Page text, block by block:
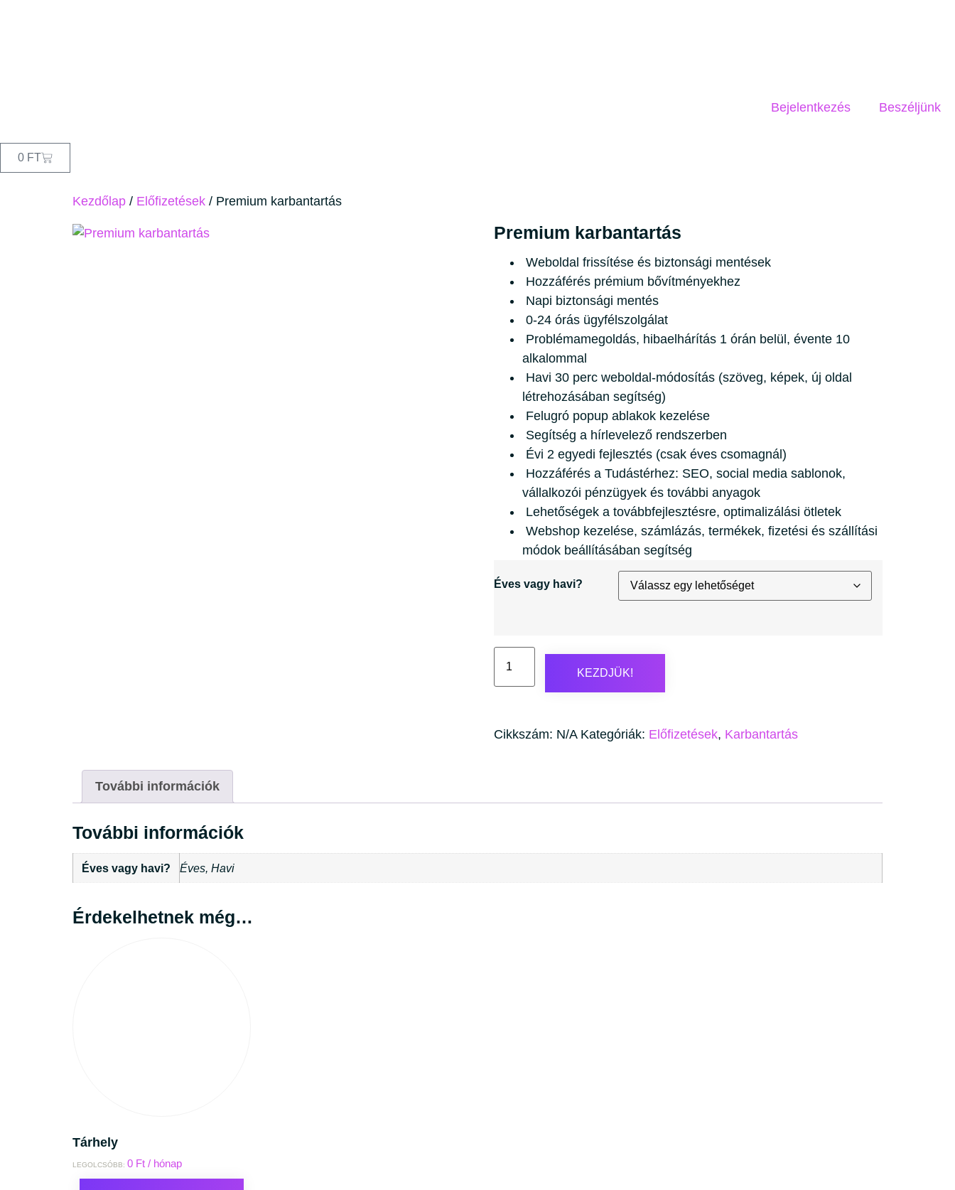
Bejelentkezés Beszéljünk
0 FT
Kezdőlap / Előfizetések / Premium karbantartás
Premium karbantartás
Weboldal frissítése és biztonsági mentések
Hozzáférés prémium bővítményekhez
Napi biztonsági mentés
0-24 órás ügyfélszolgálat
Problémamegoldás, hibaelhárítás 1 órán belül, évente 10
alkalommal
Havi 30 perc weboldal-módosítás (szöveg, képek, új oldal
létrehozásában segítség)
Felugró popup ablakok kezelése
Segítség a hírlevelező rendszerben
Évi 2 egyedi fejlesztés (csak éves csomagnál)
Hozzáférés a Tudástérhez: SEO, social media sablonok,
vállalkozói pénzügyek és további anyagok
Lehetőségek a továbbfejlesztésre, optimalizálási ötletek
Webshop kezelése, számlázás, termékek, fizetési és szállítási
módok beállításában segítség
Éves vagy havi?
KEZDJÜK!
Cikkszám: N/A Kategóriák: Előfizetések, Karbantartás
További információk
További információk
Éves vagy havi? Éves, Havi
Érdekelhetnek még…
Tárhely
LEGOLCSÓBB: 0 Ft / hónap